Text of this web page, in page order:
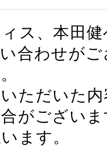
ス、本田
合わせが
ただいた
がござい
ます。